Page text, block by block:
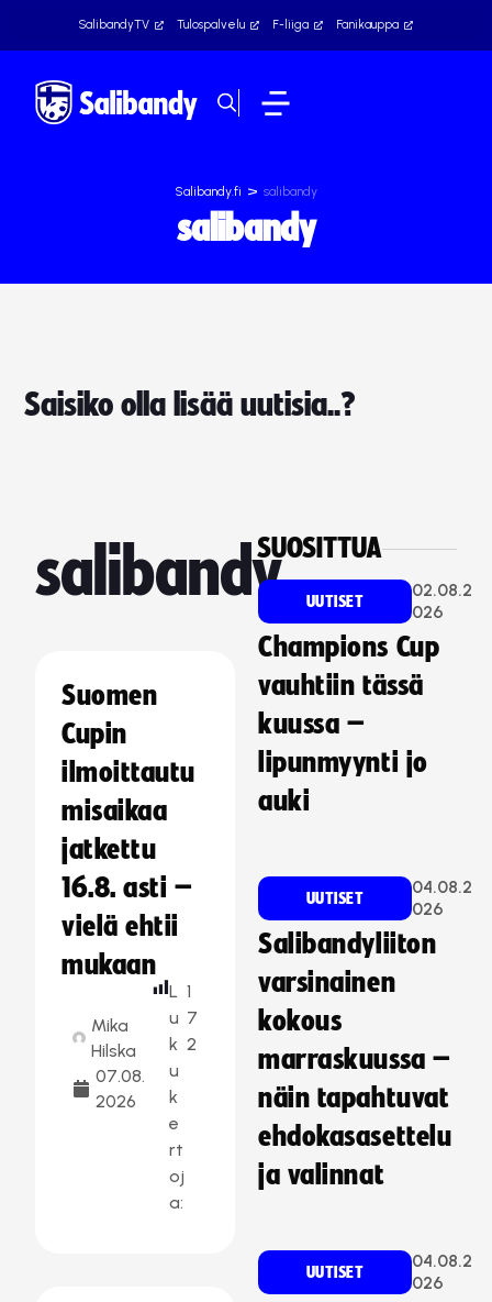
SalibandyTV Tulospalvelu F-liiga Fanikauppa
Salibandy.fi > salibandy
salibandy
Saisiko olla lisää uutisia..?
salibandy
Suomen
Cupin
ilmoittautu
misaikaa
jatkettu
16.8. asti –
vielä ehtii
mukaan
Mika
Hilska
07.08.
2026
L
u
k
u
k
e
rt
oj
a:
1
7
2
SUOSITTUA
UUTISET
02.08.2
026
Champions Cup
vauhtiin tässä
kuussa –
lipunmyynti jo
auki
UUTISET
04.08.2
026
Salibandyliiton
varsinainen
kokous
marraskuussa –
näin tapahtuvat
ehdokasasettelu
ja valinnat
UUTISET
04.08.2
026